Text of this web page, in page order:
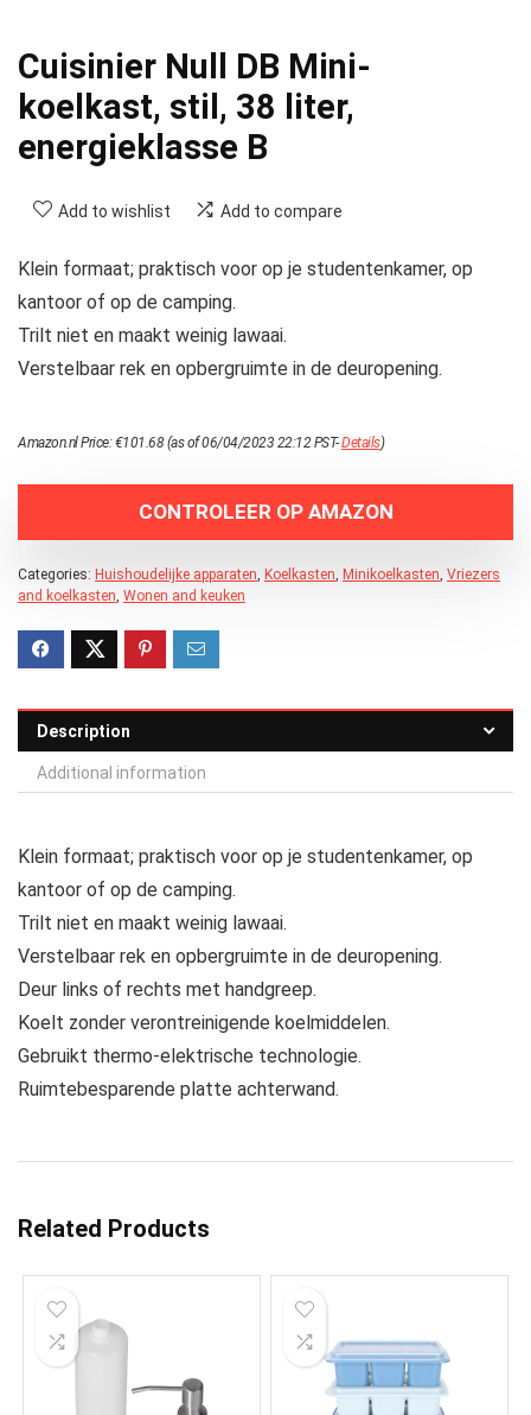
Cuisinier Null DB Mini-
koelkast, stil, 38 liter,
energieklasse B
Add to wishlist Add to compare
Klein formaat; praktisch voor op je studentenkamer, op
kantoor of op de camping.
Trilt niet en maakt weinig lawaai.
Verstelbaar rek en opbergruimte in de deuropening.
Amazon.nl Price:€101.68(as of 06/04/2023 22:12 PST-Details)
CONTROLEER OP AMAZON
Categories: Huishoudelijke apparaten Koelkasten Minikoelkasten Vriezers
and koelkasten Wonen and keuken
Description
Additional information
Klein formaat; praktisch voor op je studentenkamer, op
kantoor of op de camping.
Trilt niet en maakt weinig lawaai.
Verstelbaar rek en opbergruimte in de deuropening.
Deur links of rechts met handgreep.
Koelt zonder verontreinigende koelmiddelen.
Gebruikt thermo-elektrische technologie.
Ruimtebesparende platte achterwand.
Related Products